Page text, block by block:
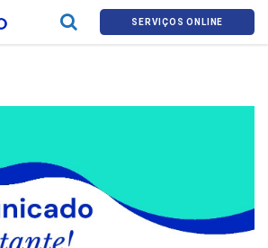
SERVIÇOS ONLINE